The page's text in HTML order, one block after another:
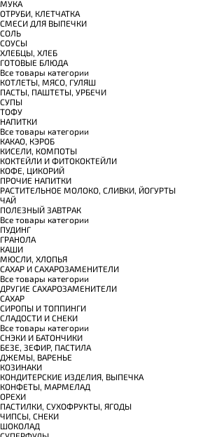
МУКА
ОТРУБИ, КЛЕТЧАТКА
СМЕСИ ДЛЯ ВЫПЕЧКИ
СОЛЬ
СОУСЫ
ХЛЕБЦЫ, ХЛЕБ
ГОТОВЫЕ БЛЮДА
Все товары категории
КОТЛЕТЫ, МЯСО, ГУЛЯШ
ПАСТЫ, ПАШТЕТЫ, УРБЕЧИ
СУПЫ
ТОФУ
НАПИТКИ
Все товары категории
КАКАО, КЭРОБ
КИСЕЛИ, КОМПОТЫ
КОКТЕЙЛИ И ФИТОКОКТЕЙЛИ
КОФЕ, ЦИКОРИЙ
ПРОЧИЕ НАПИТКИ
РАСТИТЕЛЬНОЕ МОЛОКО, СЛИВКИ, ЙОГУРТЫ
ЧАЙ
ПОЛЕЗНЫЙ ЗАВТРАК
Все товары категории
ПУДИНГ
ГРАНОЛА
КАШИ
МЮСЛИ, ХЛОПЬЯ
САХАР И САХАРОЗАМЕНИТЕЛИ
Все товары категории
ДРУГИЕ САХАРОЗАМЕНИТЕЛИ
САХАР
СИРОПЫ И ТОППИНГИ
СЛАДОСТИ И СНЕКИ
Все товары категории
СНЭКИ И БАТОНЧИКИ
БЕЗЕ, ЗЕФИР, ПАСТИЛА
ДЖЕМЫ, ВАРЕНЬЕ
КОЗИНАКИ
КОНДИТЕРСКИЕ ИЗДЕЛИЯ, ВЫПЕЧКА
КОНФЕТЫ, МАРМЕЛАД
ОРЕХИ
ПАСТИЛКИ, СУХОФРУКТЫ, ЯГОДЫ
ЧИПСЫ, СНЕКИ
ШОКОЛАД